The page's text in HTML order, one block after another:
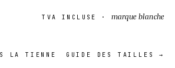
TVA INCLUSE · marque blanche
LA TIENNE GUIDE DES TAILLES →